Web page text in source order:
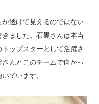
透けて見えるのではない
ました。石黒さんは本当
ップスターとして活躍さ
んとこのチームで向かっ
ています。